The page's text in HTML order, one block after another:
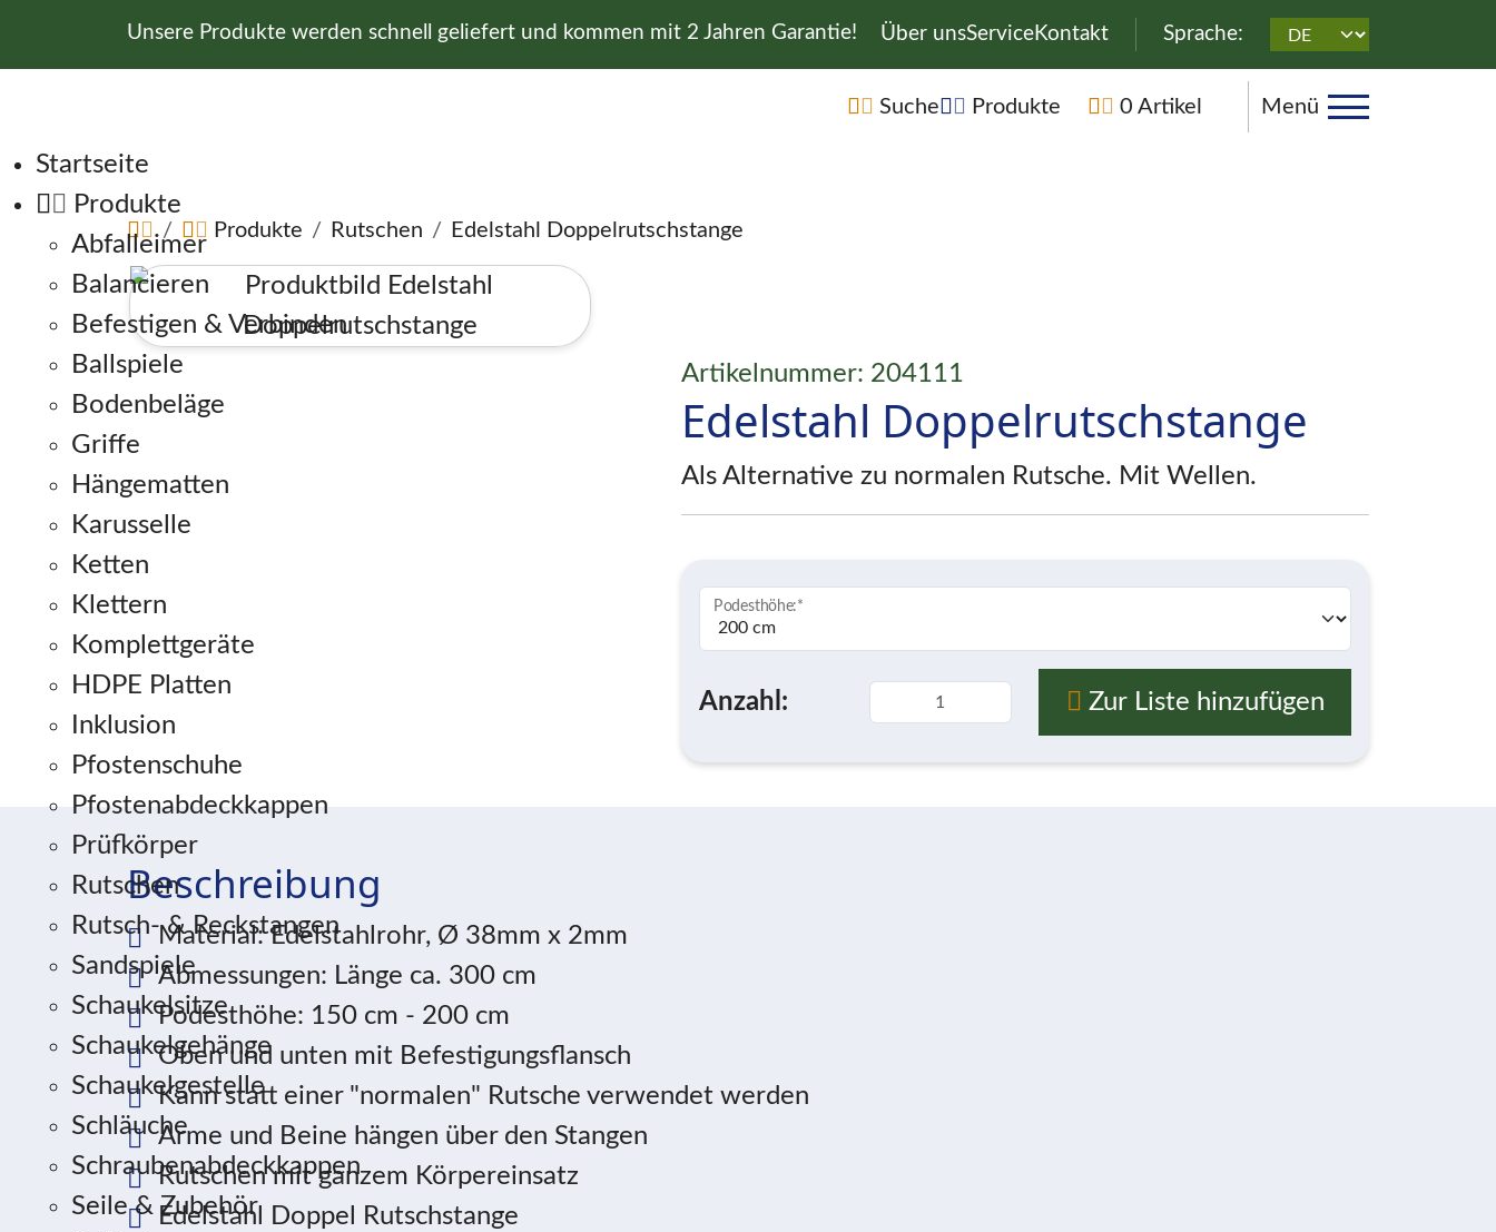
Unsere Produkte werden schnell geliefert und kommen mit 2 Jahren Garantie! Navigation überspringen
Über unsServiceKontakt Sprache:
Navigation überspringen
Suche Produkte 0 Artikel Menü
Navigation überspringen
Startseite
Produkte
Abfalleimer
Balancieren
Befestigen & Verbinden
Ballspiele
Bodenbeläge
Griffe
Hängematten
Karusselle
Ketten
Klettern
Komplettgeräte
HDPE Platten
Inklusion
Pfostenschuhe
Pfostenabdeckkappen
Prüfkörper
Rutschen
Rutsch- & Reckstangen
Sandspiele
Schaukelsitze
Schaukelgehänge
Schaukelgestelle
Schläuche
Schraubenabdeckkappen
Seile & Zubehör
Produkte Rutschen Edelstahl Doppelrutschstange
Artikelnummer: 204111
Edelstahl Doppelrutschstange
Als Alternative zu normalen Rutsche. Mit Wellen.
Podesthöhe:*
Anzahl: Zur Liste hinzufügen
Beschreibung
Material: Edelstahlrohr, Ø 38mm x 2mm
Abmessungen: Länge ca. 300 cm
Podesthöhe: 150 cm - 200 cm
Oben und unten mit Befestigungsflansch
Kann statt einer "normalen" Rutsche verwendet werden
Arme und Beine hängen über den Stangen
Rutschen mit ganzem Körpereinsatz
Edelstahl Doppel Rutschstange